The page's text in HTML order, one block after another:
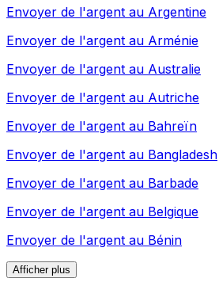
Envoyer de l'argent au Argentine
Envoyer de l'argent au Arménie
Envoyer de l'argent au Australie
Envoyer de l'argent au Autriche
Envoyer de l'argent au Bahreïn
Envoyer de l'argent au Bangladesh
Envoyer de l'argent au Barbade
Envoyer de l'argent au Belgique
Envoyer de l'argent au Bénin
Afficher plus